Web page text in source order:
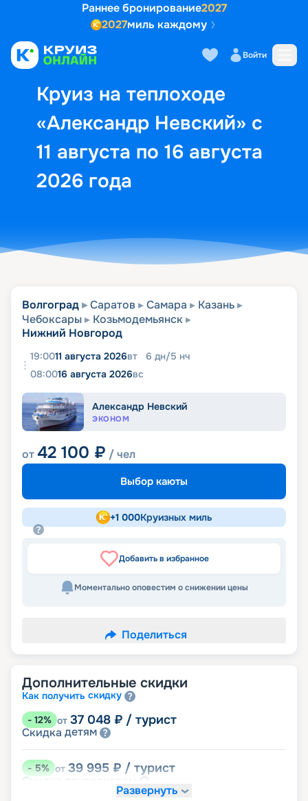
Раннее бронирование2027
2027миль каждому
Войти
Круиз на теплоходе
«Александр Невский» с
11 августа по 16 августа
2026 года
Выбор кают Маршрут и
Волгоград Саратов Самара
Казань
Чебоксары
Козьмодемьянск
Нижний Новгород
19:0011 августа 2026вт 6 дн/5 нч
08:0016 августа 2026вс
Александр Невский
ЭКОНОМ
от42 100 ₽ / чел
Выбор каюты
+1 000Круизных миль
Добавить в избранное
Моментально оповестим о снижении цены
Поделиться
Дополнительные скидки
Как получить скидку
- 12% от 37 048 ₽ / турист
Скидка детям
-5% от 39 995 ₽ / турист
Скидка
именинникамРазвернуть